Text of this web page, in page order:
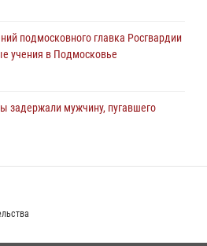
подмосковного главка Росгвардии
учения в Подмосковье
задержали мужчину, пугавшего